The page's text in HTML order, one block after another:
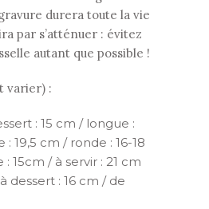
durera toute la vie
par s’atténuer : évitez
autant que possible !
varier) :
: 15 cm / longue :
: 19,5 cm / ronde : 16-18
15cm / à servir : 21 cm
dessert : 16 cm / de